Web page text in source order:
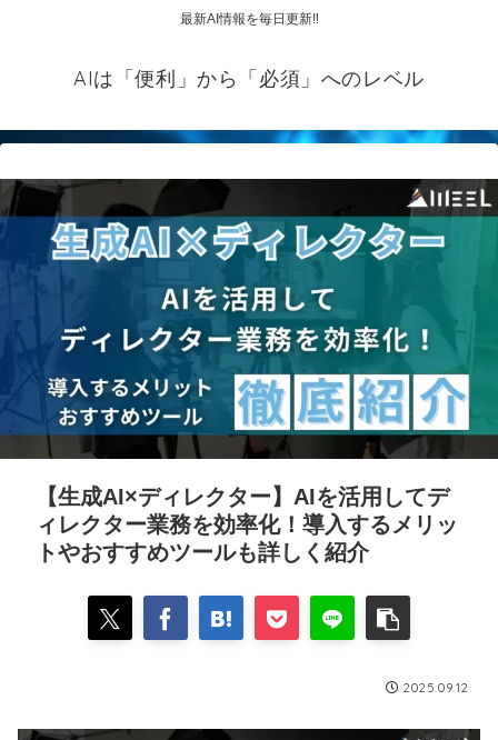
最新AI情報を毎日更新‼
AIは「便利」から「必須」へのレベル
【生成AI×ディレクター】AIを活用してデ
ィレクター業務を効率化！導入するメリッ
トやおすすめツールも詳しく紹介
2025.09.12